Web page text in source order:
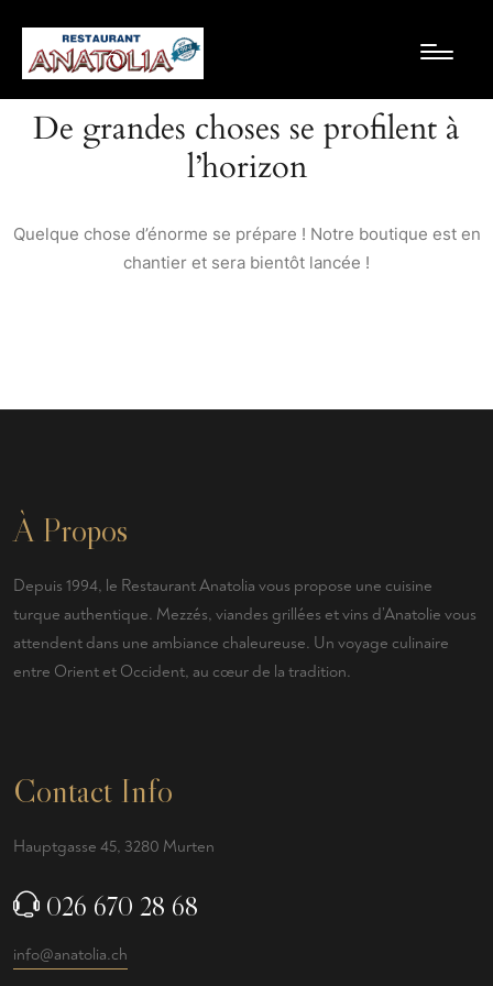
De grandes choses se profilent à
l’horizon
Quelque chose d’énorme se prépare ! Notre boutique est en
chantier et sera bientôt lancée !
À Propos
Depuis 1994, le Restaurant Anatolia vous propose une cuisine
turque authentique. Mezzés, viandes grillées et vins d’Anatolie vous
attendent dans une ambiance chaleureuse. Un voyage culinaire
entre Orient et Occident, au cœur de la tradition.
Contact Info
Hauptgasse 45, 3280 Murten
026 670 28 68
info@anatolia.ch